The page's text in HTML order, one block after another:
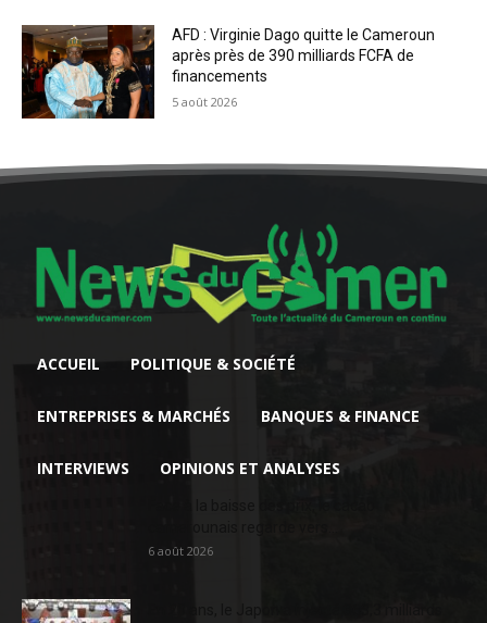
AFD : Virginie Dago quitte le Cameroun
après près de 390 milliards FCFA de
financements
5 août 2026
ACCUEIL POLITIQUE & SOCIÉTÉ
ENTREPRISES & MARCHÉS BANQUES & FINANCE
INTERVIEWS OPINIONS ET ANALYSES
6 août 2026